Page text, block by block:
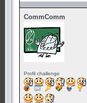
CommComm
Profil challenge